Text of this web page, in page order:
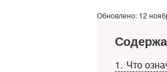
Обновлено: 12
1
Что